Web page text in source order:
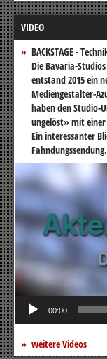
VIDEO
BACKSTAGE -
Die Bavaria-
entstand 2015 ein
Mediengestalter-
haben den Studio-
ungelöst» mit
Ein interessanter
Fahndungssendung.
Video-
Player
00:00
weitere Videos